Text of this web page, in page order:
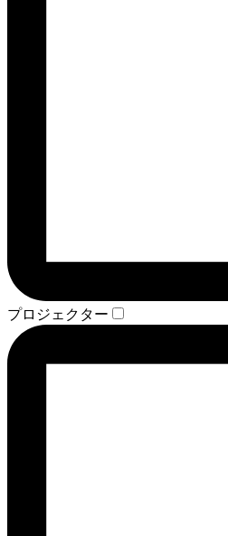
プロジェクター